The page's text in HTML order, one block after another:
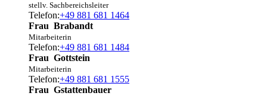
stellv. Sachbereichsleiter
Telefon:+49 881 681 1464
Frau Brabandt
Mitarbeiterin
Telefon:+49 881 681 1484
Frau Gottstein
Mitarbeiterin
Telefon:+49 881 681 1555
Frau Gstattenbauer